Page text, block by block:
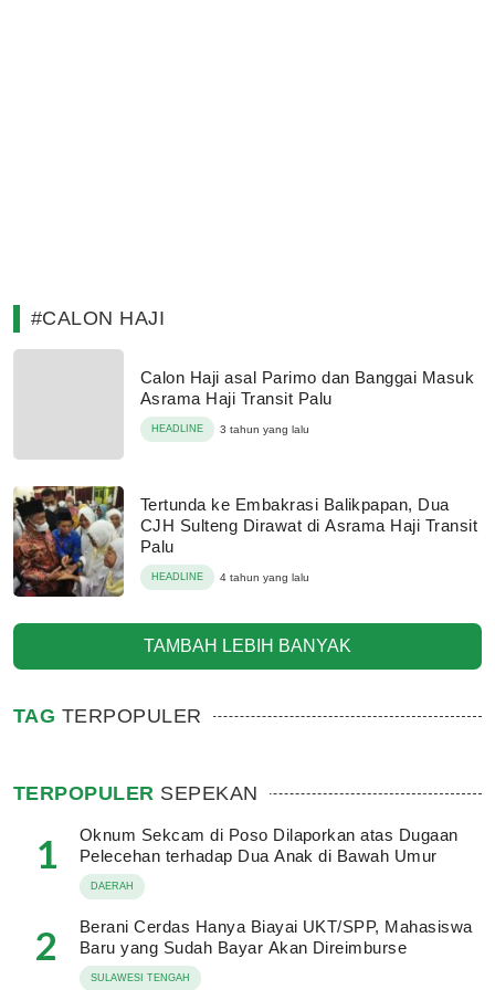
#CALON HAJI
Calon Haji asal Parimo dan Banggai Masuk
Asrama Haji Transit Palu
HEADLINE 3 tahun yang lalu
Tertunda ke Embakrasi Balikpapan, Dua
CJH Sulteng Dirawat di Asrama Haji Transit
Palu
HEADLINE 4 tahun yang lalu
TAMBAH LEBIH BANYAK
TAG TERPOPULER
TERPOPULER SEPEKAN
1
Oknum Sekcam di Poso Dilaporkan atas Dugaan
Pelecehan terhadap Dua Anak di Bawah Umur
DAERAH
2
Berani Cerdas Hanya Biayai UKT/SPP, Mahasiswa
Baru yang Sudah Bayar Akan Direimburse
SULAWESI TENGAH